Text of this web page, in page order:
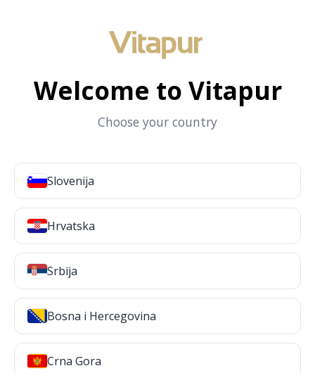
Welcome to Vitapur
Choose your country
Slovenija
Hrvatska
Srbija
Bosna i Hercegovina
Crna Gora